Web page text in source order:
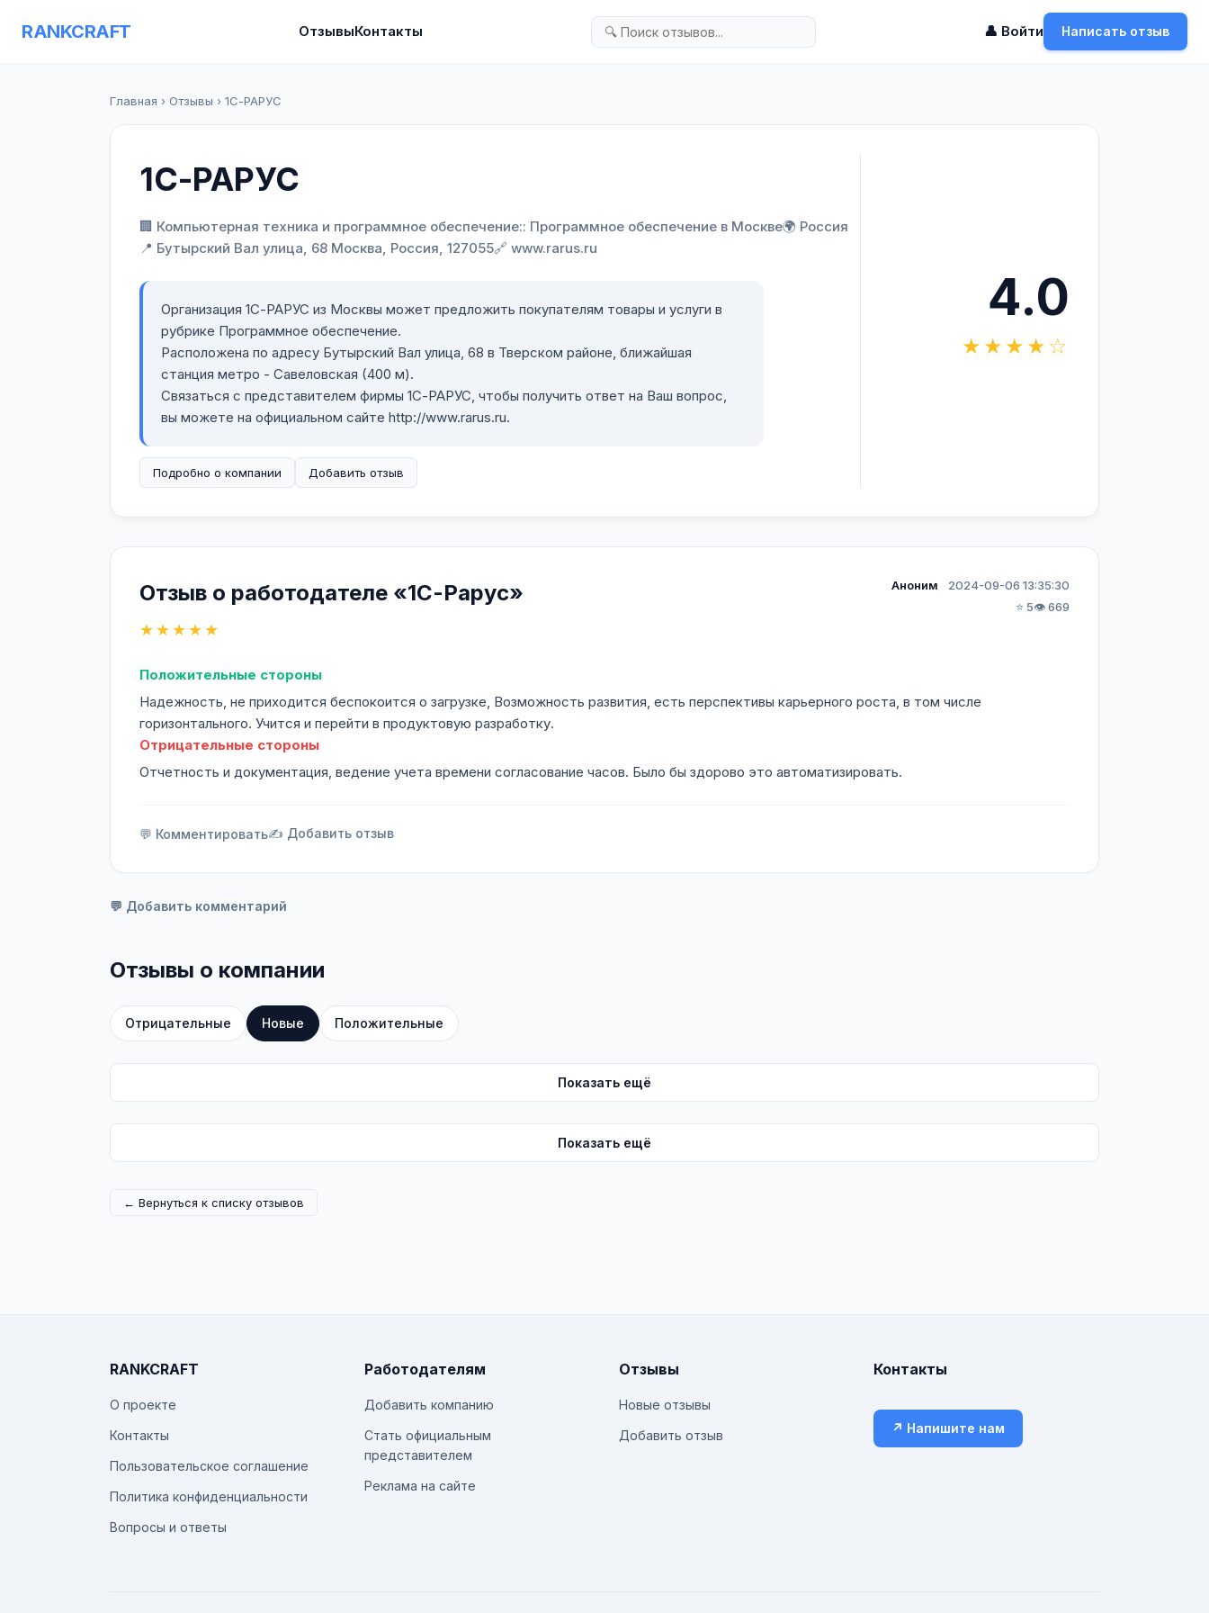
RANKCRAFT ОтзывыКонтакты 👤 Войти Написать отзыв
Главная › Отзывы › 1С-РАРУС
1С-РАРУС
🏢 Компьютерная техника и программное обеспечение:: Программное обеспечение в Москве🌍 Россия
📍 Бутырский Вал улица, 68 Москва, Россия, 127055🔗 www.rarus.ru
Организация 1С-РАРУС из Москвы может предложить покупателям товары и услуги в
рубрике Программное обеспечение.
Расположена по адресу Бутырский Вал улица, 68 в Тверском районе, ближайшая
станция метро - Савеловская (400 м).
Связаться с представителем фирмы 1С-РАРУС, чтобы получить ответ на Ваш вопрос,
вы можете на официальном сайте http://www.rarus.ru.
Подробно о компании Добавить отзыв
4.0
★★★★☆
Отзыв о работодателе «1С-Рарус»
★★★★★
Аноним
2024-09-06 13:35:30
⭐ 5👁️ 669
Положительные стороны
Надежность, не приходится беспокоится о загрузке, Возможность развития, есть перспективы карьерного роста, в том числе
горизонтального. Учится и перейти в продуктовую разработку.
Отрицательные стороны
Отчетность и документация, ведение учета времени согласование часов. Было бы здорово это автоматизировать.
💬 Комментировать✍️ Добавить отзыв
💬 Добавить комментарий
Отзывы о компании
Отрицательные Новые Положительные
Показать ещё
Показать ещё
← Вернуться к списку отзывов
RANKCRAFT
О проекте
Контакты
Пользовательское соглашение
Политика конфиденциальности
Вопросы и ответы
Работодателям
Добавить компанию
Стать официальным
представителем
Реклама на сайте
Отзывы
Новые отзывы
Добавить отзыв
Контакты
↗ Напишите нам